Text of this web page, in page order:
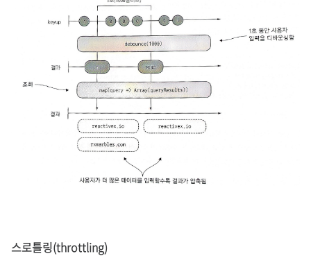
스로틀링(throttling)